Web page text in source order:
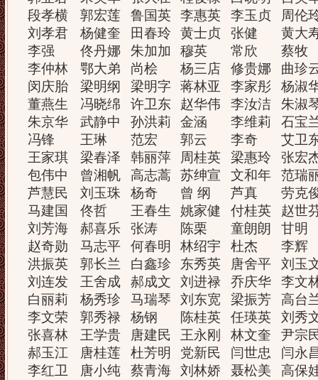
段孝横
刘孝君
李强
李仲林
闵庆胎
董燕生
朱京华
冯锋
王家琪
包伟中
芦慧民
马建国
刘芳海
赵奇勋
洪振英
刘连发
白丽莉
李文荣
张喜林
郝玉江
李红卫
郭宏莲
杨健奎
佟丹娜
鄂大弟
梁明纲
冯晓绵
武静中
王琳
梁春泽
曾湘帆
刘玉珠
佟哲
郝喜乐
马志平
郭长兰
王舍成
杨秀珍
郭秀禄
王学贵
唐桂莲
唐小纯
鲁国英
田春玲
朱加加
尚桧
梁明字
许卫东
孙洪莉
范宏
韩丽萍
高志蒿
杨奇
王春生
张涛
何春明
白鑫珍
郝成文
马瑞琴
杨钢
唐建民
杜芳明
蔡青海
李惠英
黄士贞
穆英
杨三店
蒋林亚
赵华伟
金涵
郭云
周桂英
苏绅宣
曾 纲
姚家健
陈栗
林绍宇
东秀英
刘进禄
刘东宽
陈桂英
王永刚
党新民
刘林娇
李玉贞
张健
常欣
修贵娜
李家彤
李汝洁
李维莉
李奇
梁惠玲
文和年
芦真
付桂英
童朗朗
杜杰
唐舍平
乔庆华
梁振芳
任瑛英
林文奎
闫世忠
聂松美
周伦
黄大
蔡牧
曲珍
杨淑
朱淑
石宝
艾卫
张宏
范瑞
劳克
赵世
甘明
李辉
刘玉
李文
高台
刘秀
尹宗
闫永
高保